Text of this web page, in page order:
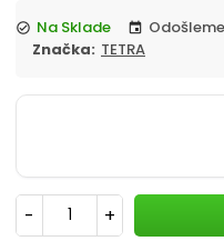
Úprava vody
Čerpadlo
Štrky, substráty -
check_circle Na Sklade event Odošleme
Značka:
TETRA
- +